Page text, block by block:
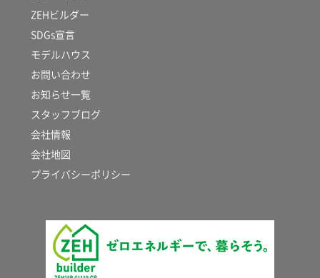
ZEHビルダー
SDGs宣言
モデルハウス
お問い合わせ
お知らせ一覧
スタッフブログ
会社情報
会社地図
プライバシーポリシー